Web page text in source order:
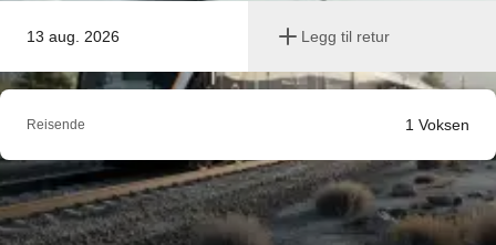
13 aug. 2026 Legg til retur
Reisende 1 Voksen